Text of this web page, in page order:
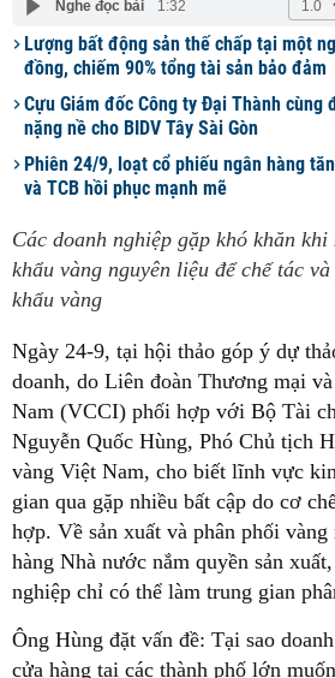
Nghe đọc bài 1:32
Lượng bất động sản thế chấp tại một
đồng, chiếm 90% tổng tài sản bảo đảm
Cựu Giám đốc Công ty Đại Thành cùng
nặng nề cho BIDV Tây Sài Gòn
Phiên 24/9, loạt cổ phiếu ngân hàng
và TCB hồi phục mạnh mẽ
Các doanh nghiệp gặp khó khăn
khẩu vàng nguyên liệu để chế tác
khẩu vàng
Ngày 24-9, tại hội thảo góp ý dự
doanh, do Liên đoàn Thương mại
Nam (VCCI) phối hợp với Bộ Tài
Nguyễn Quốc Hùng, Phó Chủ tịch
vàng Việt Nam, cho biết lĩnh vực
gian qua gặp nhiều bất cập do cơ
hợp. Về sản xuất và phân phối
hàng Nhà nước nắm quyền sản
nghiệp chỉ có thể làm trung gian
Ông Hùng đặt vấn đề: Tại sao
cửa hàng tại các thành phố lớn